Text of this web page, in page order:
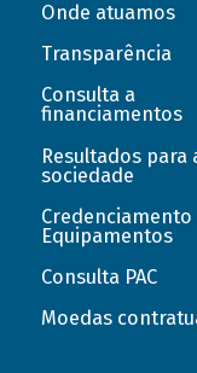
Onde atuamos
Transparência
Consulta a
financiamentos
Resultados para
sociedade
Credenciamento
Equipamentos
Consulta PAC
Moedas